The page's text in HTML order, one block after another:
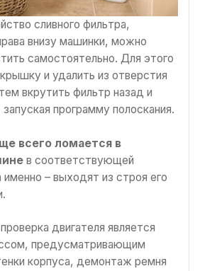
сливного фильтра,
внизу машинки, можно
самостоятельно. Для этого
и удалить из отверстия
вкрутить фильтр назад и
программу полоскания.
всего ломается в
в соответствующей
– выходят из строя его
двигателя является
предусматривающим
корпуса, демонтаж ремня